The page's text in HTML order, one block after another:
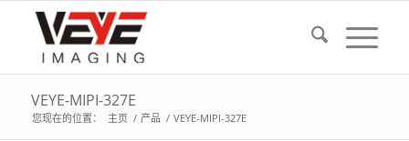
VEYE-MIPI-327E
您现在的位置： 主页 / 产品 / VEYE-MIPI-327E